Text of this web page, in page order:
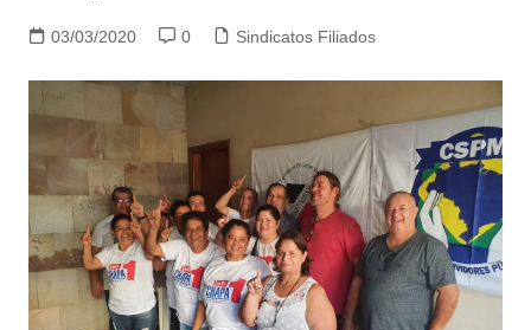
03/03/2020 0 Sindicatos Filiados